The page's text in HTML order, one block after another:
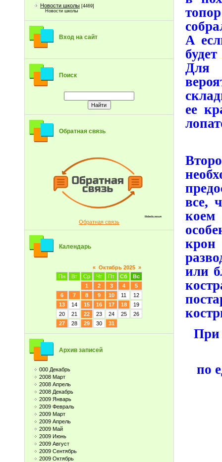
Новости школы [4469]
Новости школы
Вход на сайт
Поиск
Обратная связь
Обратная связь
Календарь
« Октябрь 2025 »
Пн
Вт Ср Чт Пт Сб
Вс
1
2 3 4
5
6
7 8 9 10 11
12
13
14 15 16 17 18
19
20
21 22 23 24 25
26
27
28 29 30 31
Архив записей
000 Декабрь
2008 Март
2008 Апрель
2008 Декабрь
2009 Январь
2009 Февраль
2009 Март
2009 Апрель
2009 Май
2009 Июнь
2009 Август
2009 Сентябрь
2009 Октябрь
А
Для
ее
все,
коем
крон
или
При
по